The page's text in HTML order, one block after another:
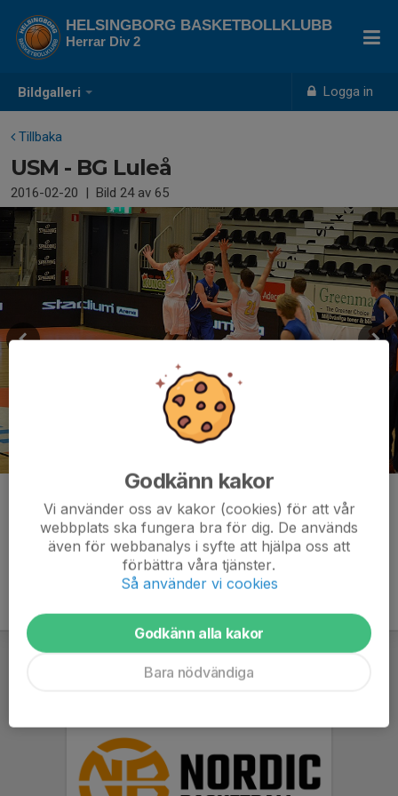
Bildgalleri Logga in
HELSINGBORG BASKETBOLLKLUBB
Herrar Div 2
Tillbaka
USM - BG Luleå
2016-02-20 | Bild 24av 65
Kommentarer
Godkänn kakor
Vi använder oss av kakor (cookies) för att vår
webbplats ska fungera bra för dig. De används
även för webbanalys i syfte att hjälpa oss att
förbättra våra tjänster.
Så använder vi cookies
Godkänn alla kakor
Bara nödvändiga